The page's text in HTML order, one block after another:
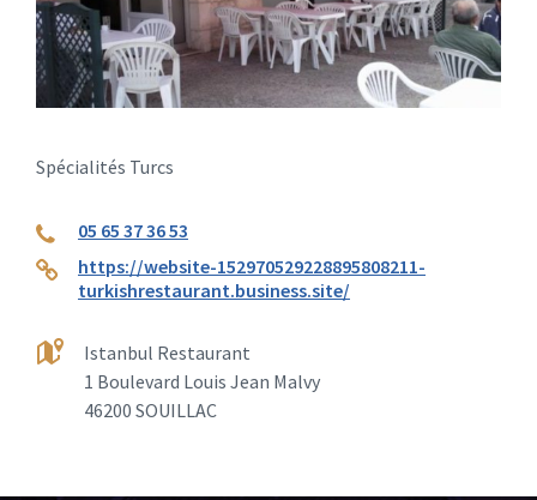
Spécialités Turcs
05 65 37 36 53
https://website-152970529228895808211-
turkishrestaurant.business.site/
Istanbul Restaurant
1 Boulevard Louis Jean Malvy
46200 SOUILLAC